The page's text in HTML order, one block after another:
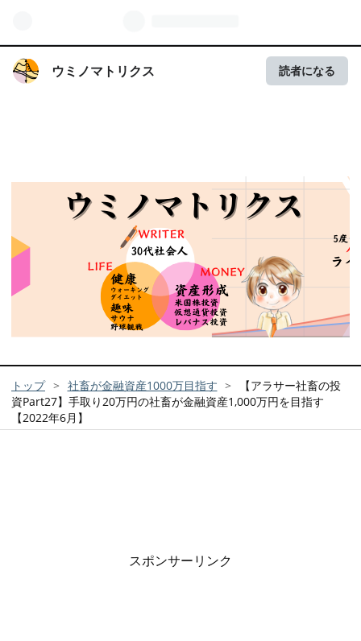
ウミノマトリクス 読者になる
トップ > 社畜が金融資産1000万目指す >
【アラサー社畜の投
資Part27】手取り20万円の社畜が金融資産1,000万円を目指す
【2022年6月】
スポンサーリンク